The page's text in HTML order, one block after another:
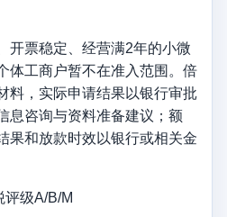
开票稳定、经营满2年的小微
体工商户暂不在准入范围。倍
料，实际申请结果以银行审批
息咨询与资料准备建议；额
果和放款时效以银行或相关金
级A/B/M